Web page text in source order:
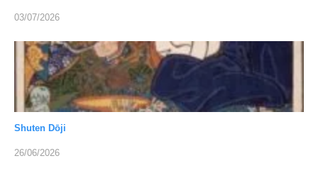
03/07/2026
Shuten Dōji
26/06/2026